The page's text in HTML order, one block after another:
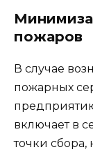
пожаров
В случае
пожарных
включает в
точки сбора,